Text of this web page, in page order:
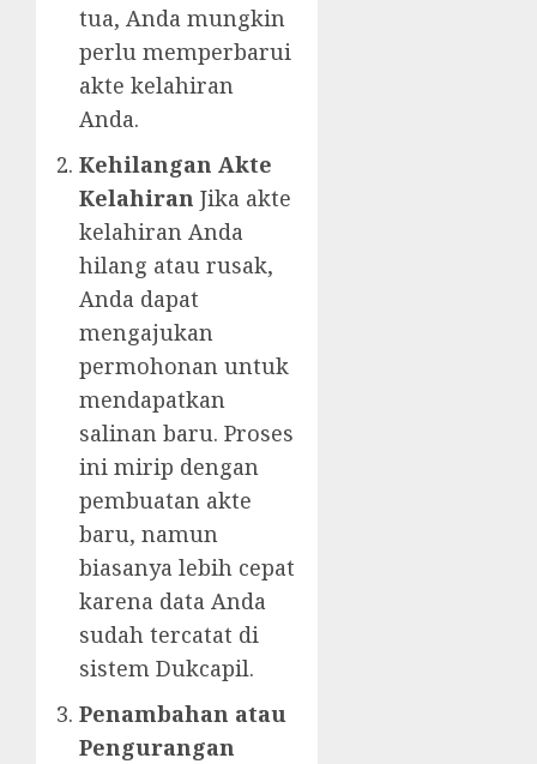
tua, Anda mungkin
perlu memperbarui
akte kelahiran
Anda.
Kehilangan Akte
Kelahiran Jika akte
kelahiran Anda
hilang atau rusak,
Anda dapat
mengajukan
permohonan untuk
mendapatkan
salinan baru. Proses
ini mirip dengan
pembuatan akte
baru, namun
biasanya lebih cepat
karena data Anda
sudah tercatat di
sistem Dukcapil.
Penambahan atau
Pengurangan